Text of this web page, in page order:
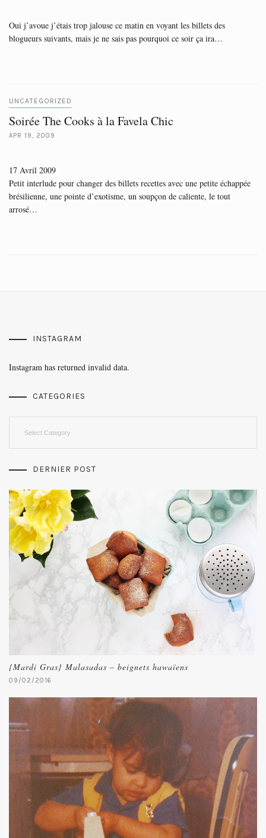
Oui j’avoue j’étais trop jalouse ce matin en voyant les billets des
blogueurs suivants, mais je ne sais pas pourquoi ce soir ça ira…
UNCATEGORIZED
Soirée The Cooks à la Favela Chic
APR 19, 2009
17 Avril 2009
Petit interlude pour changer des billets recettes avec une petite échappée
brésilienne, une pointe d’exotisme, un soupçon de caliente, le tout
arrosé…
INSTAGRAM
Instagram has returned invalid data.
CATEGORIES
DERNIER POST
{Mardi Gras} Malasadas – beignets hawaïens
09/02/2016